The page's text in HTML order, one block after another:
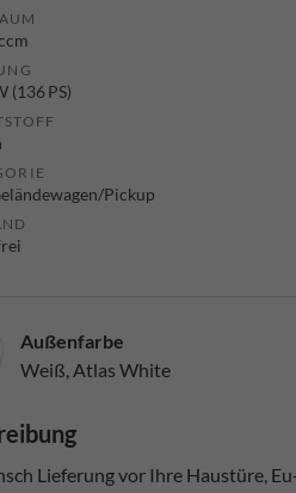
(136 PS)
Pickup
Außenfarbe
Weiß, Atlas White
Lieferung vor Ihre Haustüre,